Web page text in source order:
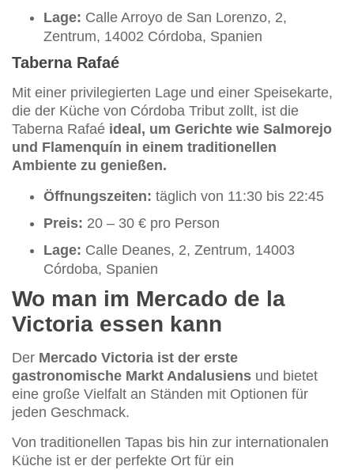
Lage: Calle Arroyo de San Lorenzo, 2,
Zentrum, 14002 Córdoba, Spanien
Taberna Rafaé
Mit einer privilegierten Lage und einer Speisekarte,
die der Küche von Córdoba Tribut zollt, ist die
Taberna Rafaé ideal, um Gerichte wie Salmorejo
und Flamenquín in einem traditionellen
Ambiente zu genießen.
Öffnungszeiten: täglich von 11:30 bis 22:45
Preis: 20 – 30 € pro Person
Lage: Calle Deanes, 2, Zentrum, 14003
Córdoba, Spanien
Wo man im Mercado de la
Victoria essen kann
Der Mercado Victoria ist der erste
gastronomische Markt Andalusiens und bietet
eine große Vielfalt an Ständen mit Optionen für
jeden Geschmack.
Von traditionellen Tapas bis hin zur internationalen
Küche ist er der perfekte Ort für ein